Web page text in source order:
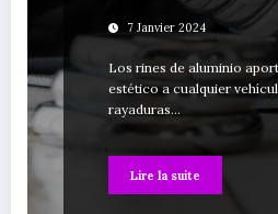
7 Janvier 2024
Los rines de aluminio
estético a cualquier
rayaduras…
Lire la suite